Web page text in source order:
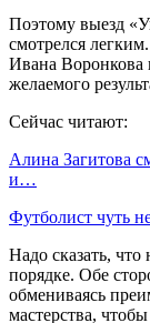
Поэтому выезд
смотрелся
Ивана Воронкова
желаемого
Сейчас читают:
Алина Загитова
и…
Футболист чуть
Надо сказать,
порядке. Обе
обмениваясь
мастерства,